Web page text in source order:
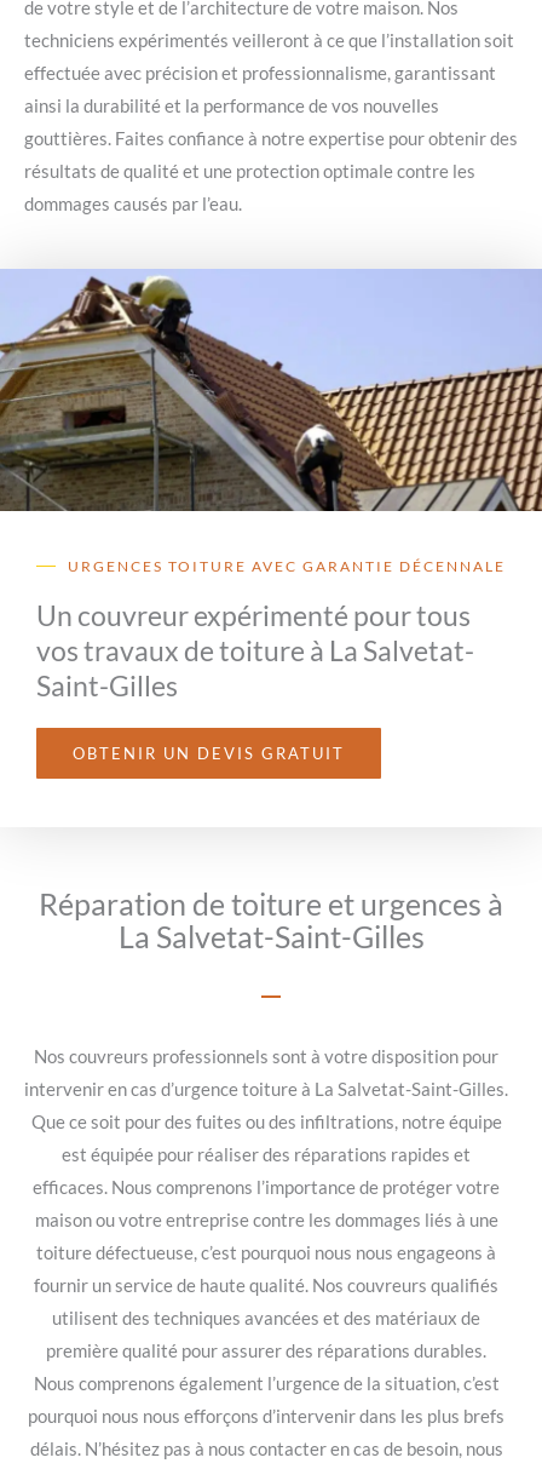
de votre style et de l’architecture de votre maison. Nos
techniciens expérimentés veilleront à ce que l’installation soit
effectuée avec précision et professionnalisme, garantissant
ainsi la durabilité et la performance de vos nouvelles
gouttières. Faites confiance à notre expertise pour obtenir des
résultats de qualité et une protection optimale contre les
dommages causés par l’eau.
URGENCES TOITURE AVEC GARANTIE DÉCENNALE
Un couvreur expérimenté pour tous
vos travaux de toiture à La Salvetat-
Saint-Gilles
OBTENIR UN DEVIS GRATUIT
Réparation de toiture et urgences à
La Salvetat-Saint-Gilles
Nos couvreurs professionnels sont à votre disposition pour
intervenir en cas d’urgence toiture à La Salvetat-Saint-Gilles.
Que ce soit pour des fuites ou des infiltrations, notre équipe
est équipée pour réaliser des réparations rapides et
efficaces. Nous comprenons l’importance de protéger votre
maison ou votre entreprise contre les dommages liés à une
toiture défectueuse, c’est pourquoi nous nous engageons à
fournir un service de haute qualité. Nos couvreurs qualifiés
utilisent des techniques avancées et des matériaux de
première qualité pour assurer des réparations durables.
Nous comprenons également l’urgence de la situation, c’est
pourquoi nous nous efforçons d’intervenir dans les plus brefs
délais. N’hésitez pas à nous contacter en cas de besoin, nous